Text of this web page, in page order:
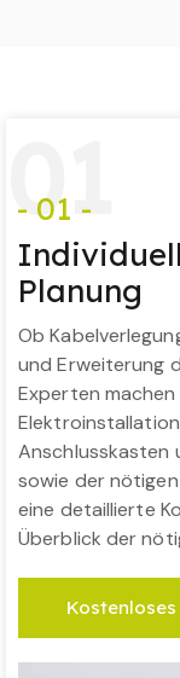
01
- 01 -
Planung
Ob
und Erweiterung
Experten
Anschlusskasten
sowie der
eine detaillierte
Überblick der